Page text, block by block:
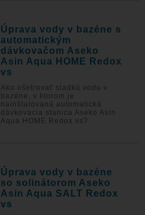
Úprava vody v bazéne s
automatickým
dávkovačom Aseko
Asin Aqua HOME Redox
vs
Ako ošetrovať sladkú vodu v
bazéne, v ktorom je
nainštalovaná automatická
dávkovacia stanica Aseko Asin
Aqua HOME Redox vs?
Úprava vody v bazéne
so solinátorom Aseko
Asin Aqua SALT Redox
vs